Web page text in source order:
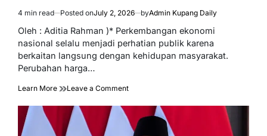
Estimated
read
4 min read Posted onJuly 2, 2026 byAdmin Kupang Daily
Oleh : Aditia Rahman )* Perkembangan ekonomi
nasional selalu menjadi perhatian publik karena
berkaitan langsung dengan kehidupan masyarakat.
Perubahan harga…
Learn More Leave a Commenton
Mahasiswa
Sikapi